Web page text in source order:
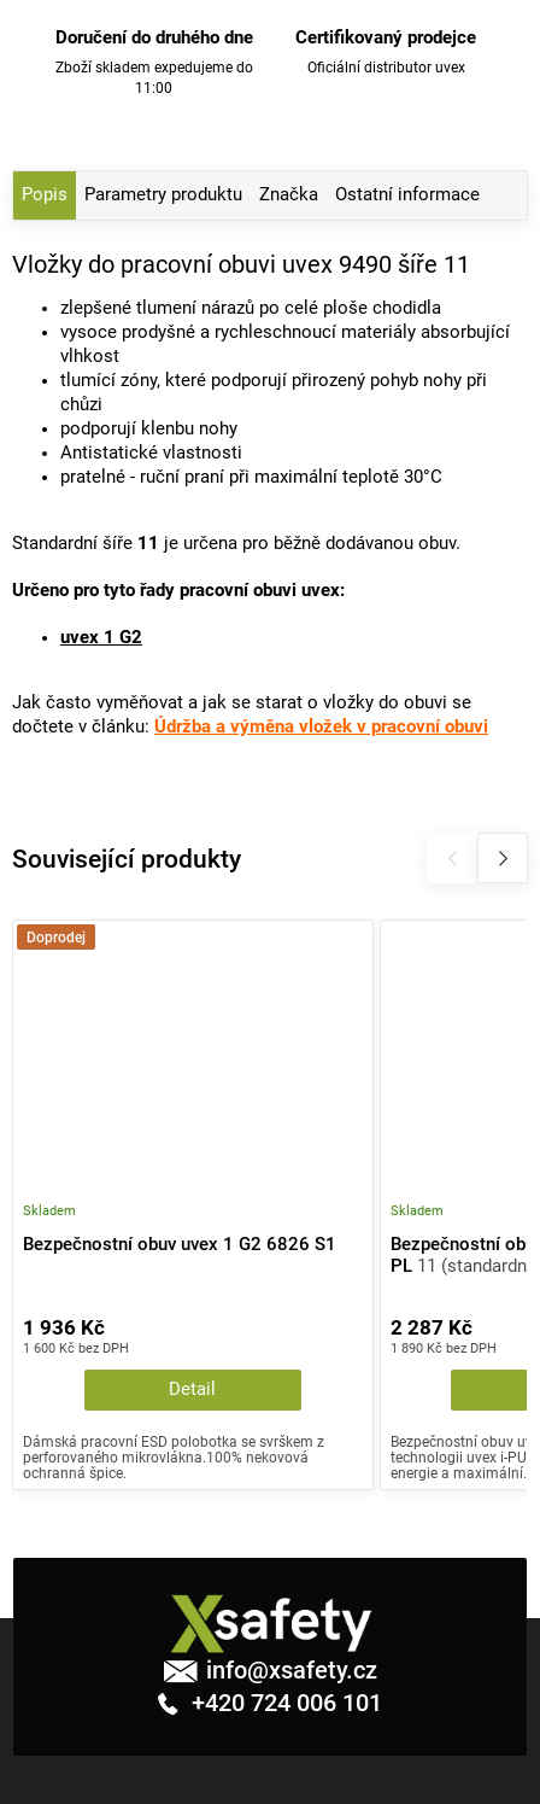
Doručení do druhého dne
Zboží skladem expedujeme do
11:00
Certifikovaný prodejce
Oficiální distributor uvex
Související produkty
Doprodej
Bezpečnostní obuv uvex 1 G2 6826 S1
Skladem
1 600 Kč bez DPH
1 936 Kč
Detail
Dámská pracovní ESD polobotka se svrškem z
perforovaného mikrovlákna.100% nekovová
ochranná špice.
Bezpečnostní
PL 11 (standardní)
Skladem
1 890 Kč bez DPH
2 287 Kč
Bezpečnostní obuv
technologii uvex i-
energie a maximální...
Popis Parametry produktu Značka Ostatní informace
Vložky do pracovní obuvi uvex 9490 šíře 11
zlepšené tlumení nárazů po celé ploše chodidla
vysoce prodyšné a rychleschnoucí materiály absorbující
vlhkost
tlumící zóny, které podporují přirozený pohyb nohy při
chůzi
podporují klenbu nohy
Antistatické vlastnosti
pratelné - ruční praní při maximální teplotě 30°C
Standardní šíře 11 je určena pro běžně dodávanou obuv.
Určeno pro tyto řady pracovní obuvi uvex:
uvex 1 G2
Jak často vyměňovat a jak se starat o vložky do obuvi se
dočtete v článku: Údržba a výměna vložek v pracovní obuvi
info@xsafety.cz
+420 724 006 101